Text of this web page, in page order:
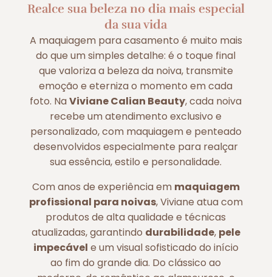
Realce sua beleza no dia mais especial
da sua vida
A maquiagem para casamento é muito mais
do que um simples detalhe: é o toque final
que valoriza a beleza da noiva, transmite
emoção e eterniza o momento em cada
foto. NaViviane Calian Beauty, cada noiva
recebe um atendimento exclusivo e
personalizado, com maquiagem e penteado
desenvolvidos especialmente para realçar
sua essência, estilo e personalidade.
Com anos de experiência em maquiagem
profissional para noivas, Viviane atua com
produtos de alta qualidade e técnicas
atualizadas, garantindo durabilidade, pele
impecável e um visual sofisticado do início
ao fim do grande dia. Do clássico ao